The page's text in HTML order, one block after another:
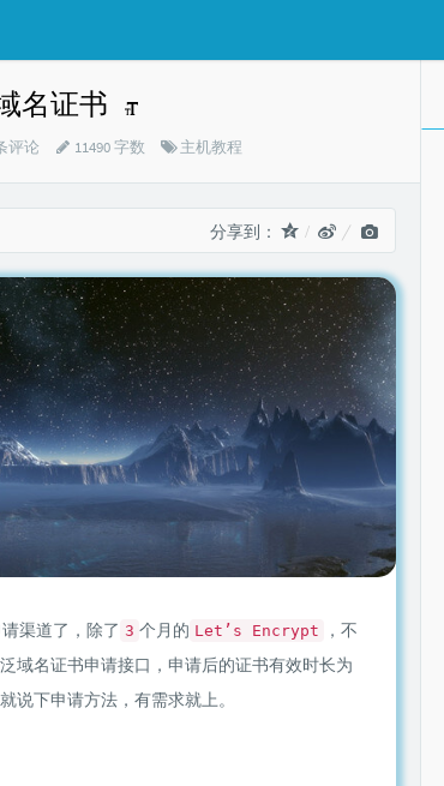
名证书
评论 11490 字数
分
主机教程
分享到：
渠道了，除了 3 个月的 Let’s Encrypt
，不
泛域名证书申请接口，申请后的证书有效时长为
说下申请方法，有需求就上。